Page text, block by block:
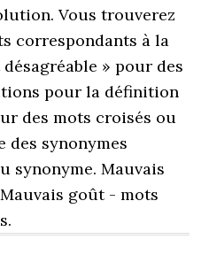
Vous trouverez
correspondants à la
» pour des
pour la définition
des mots croisés ou
des synonymes
synonyme. Mauvais
goût - mots